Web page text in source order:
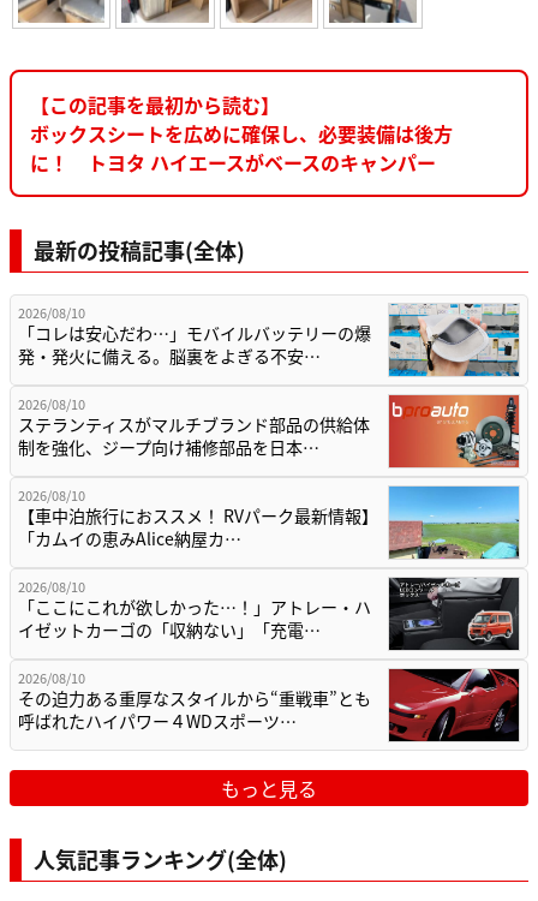
【この記事を最初から読む】
ボックスシートを広めに確保し、必要装備は後方
に！ トヨタ ハイエースがベースのキャンパー
最新の投稿記事(全体)
2026/08/10
「コレは安心だわ…」モバイルバッテリーの爆
発・発火に備える。脳裏をよぎる不安…
2026/08/10
ステランティスがマルチブランド部品の供給体
制を強化、ジープ向け補修部品を日本…
2026/08/10
【車中泊旅行におススメ！ RVパーク最新情報】
「カムイの恵みAlice納屋カ…
2026/08/10
「ここにこれが欲しかった…！」アトレー・ハ
イゼットカーゴの「収納ない」「充電…
2026/08/10
その迫力ある重厚なスタイルから“重戦車”とも
呼ばれたハイパワー４WDスポーツ…
もっと見る
人気記事ランキング(全体)